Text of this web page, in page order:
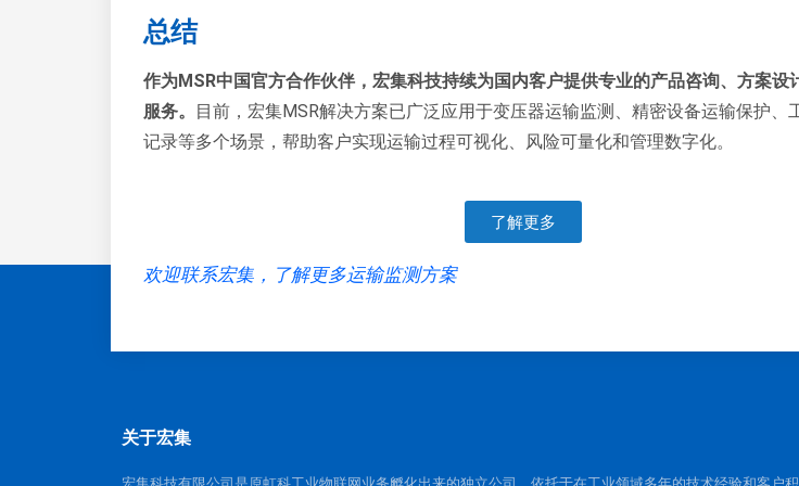
总结
作为MSR中国官方合作伙伴，宏集科技持续为国内客户提供专业的产品咨询、方案设
服务。
目前，宏集MSR解决方案已广泛应用于变压器运输监测、精密设备运输保护、
记录等多个场景，帮助客户实现运输过程可视化、风险可量化和管理数字化。
了解更多
欢迎联系宏集，了解更多运输监测方案
关于宏集